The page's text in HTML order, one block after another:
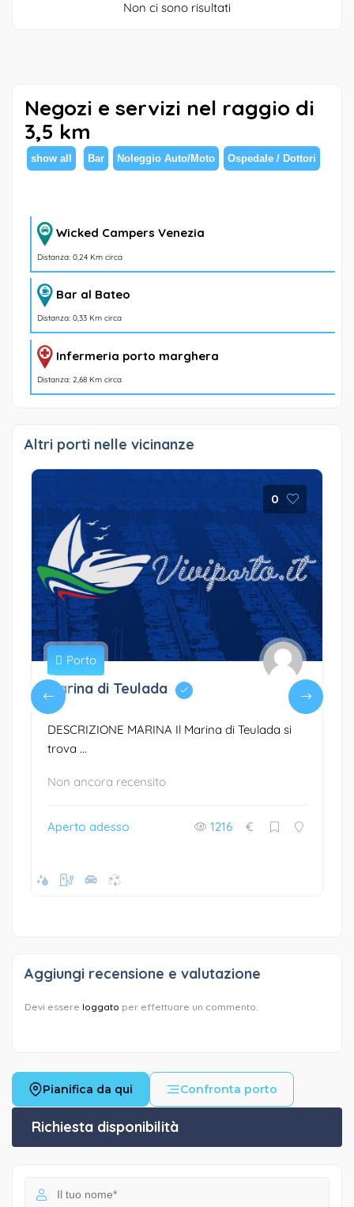
Non ci sono risultati
Negozi e servizi nel raggio di
3,5 km
show all Bar Noleggio Auto/Moto Ospedale / Dottori
Wicked Campers Venezia
Distanza: 0,24 Km circa
Bar al Bateo
Distanza: 0,33 Km circa
Infermeria porto marghera
Distanza: 2,68 Km circa
Altri porti nelle vicinanze
0
Porto
Marina di Teulada
DESCRIZIONE MARINA Il Marina di Teulada si
trova ...
Non ancora recensito
Aperto adesso 1216 €
Aggiungi recensione e valutazione
Devi essere loggato per effettuare un commento.
Pianifica da qui Confronta porto
Richiesta disponibilità